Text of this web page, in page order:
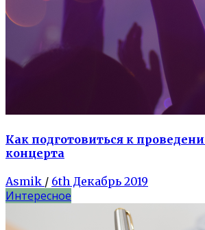
Как подготовиться к
концерта
Asmik / 6th Декабрь 2019
Интересное